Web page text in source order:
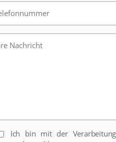
Ich bin mit der